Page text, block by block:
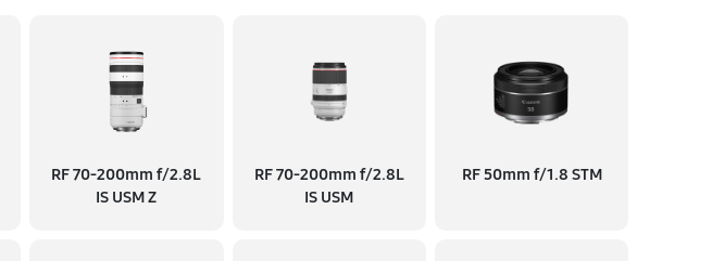
RF 70‑200mm f/2.8L
IS USM Z
RF 70‑200mm f/2.8L
IS USM
RF 50mm f/1.8 STM